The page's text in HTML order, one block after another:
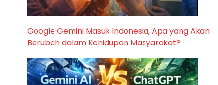
Google Gemini Masuk Indonesia, Apa yang Akan
Berubah dalam Kehidupan Masyarakat?